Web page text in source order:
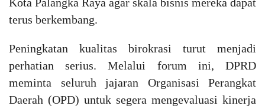
terus berkembang.
Peningkatan kualitas birokrasi turut menjadi
perhatian serius. Melalui forum ini, DPRD
meminta seluruh jajaran Organisasi Perangkat
Daerah (OPD) untuk segera mengevaluasi kinerja